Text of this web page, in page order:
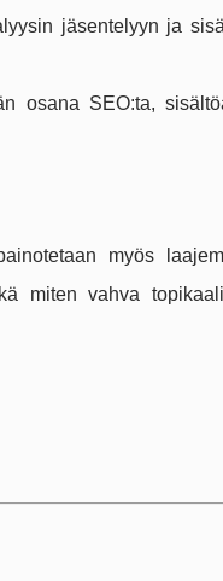
jäsentelyyn ja
osana SEO:ta,
myös
miten vahva